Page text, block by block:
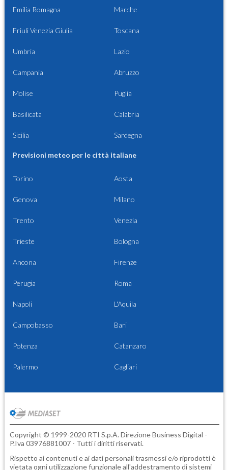
Emilia Romagna Marche
Friuli Venezia Giulia Toscana
Umbria Lazio
Campania Abruzzo
Molise Puglia
Basilicata Calabria
Sicilia Sardegna
Previsioni meteo per le città italiane
Torino Aosta
Genova Milano
Trento Venezia
Trieste Bologna
Ancona Firenze
Perugia Roma
Napoli L'Aquila
Campobasso Bari
Potenza Catanzaro
Palermo Cagliari
Copyright © 1999-2020 RTI S.p.A. Direzione Business Digital -
P.Iva 03976881007 - Tutti i diritti riservati.
Rispetto ai contenuti e ai dati personali trasmessi e/o riprodotti è
vietata ogni utilizzazione funzionale all'addestramento di sistemi